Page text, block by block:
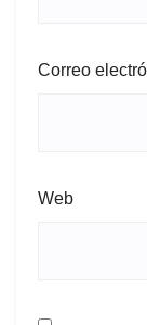
Correo
Web